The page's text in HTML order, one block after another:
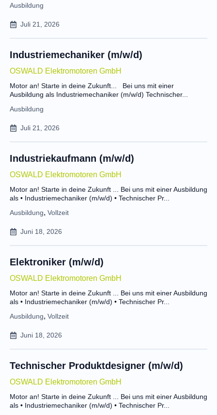
Ausbildung
Juli 21, 2026
Industriemechaniker (m/w/d)
OSWALD Elektromotoren GmbH
Ausbildung
Motor an! Starte in deine Zukunft... Bei uns mit einer
Ausbildung als Industriemechaniker (m/w/d) Technischer...
Juli 21, 2026
Industriekaufmann (m/w/d)
OSWALD Elektromotoren GmbH
Ausbildung, Vollzeit
Motor an! Starte in deine Zukunft ... Bei uns mit einer Ausbildung
als • Industriemechaniker (m/w/d) • Technischer Pr...
Juni 18, 2026
Elektroniker (m/w/d)
OSWALD Elektromotoren GmbH
Ausbildung, Vollzeit
Motor an! Starte in deine Zukunft ... Bei uns mit einer Ausbildung
als • Industriemechaniker (m/w/d) • Technischer Pr...
Juni 18, 2026
Technischer Produktdesigner (m/w/d)
OSWALD Elektromotoren GmbH
Motor an! Starte in deine Zukunft ... Bei uns mit einer Ausbildung
als • Industriemechaniker (m/w/d) • Technischer Pr...